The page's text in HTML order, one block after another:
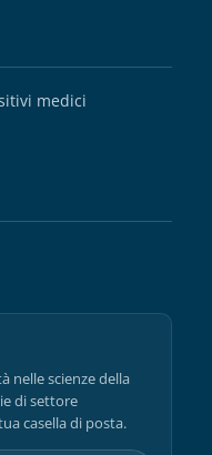
medici
nelle scienze della
di settore
casella di posta.